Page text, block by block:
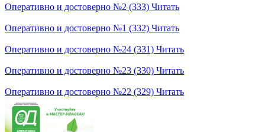
Оперативно и достоверно №2 (333) Читать
Оперативно и достоверно №1 (332) Читать
Оперативно и достоверно №24 (331) Читать
Оперативно и достоверно №23 (330) Читать
Оперативно и достоверно №22 (329) Читать